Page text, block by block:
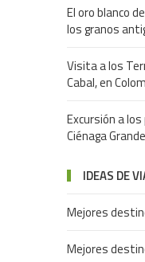
El oro blanco
los granos
Visita a los
Cabal, en
Excursión a
Ciénaga
IDEAS DE
Mejores
Mejores